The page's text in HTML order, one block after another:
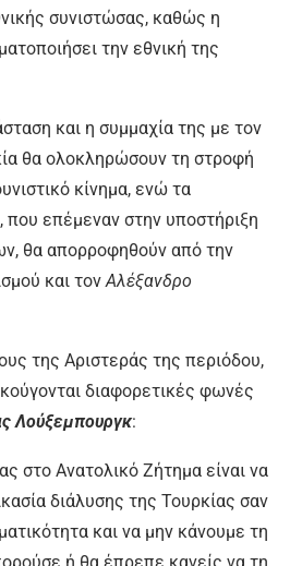
συνιστώσας, καθώς η
την εθνική της
και η συμμαχία της με τον
θα ολοκληρώσουν τη στροφή
κίνημα, ενώ τα
που επέμεναν στην υποστήριξη
θα απορροφηθούν από την
και τονΑλέξανδρο
της Αριστεράς της περιόδου,
διαφορετικές φωνές
Λούξεμπουργκ:
στο Ανατολικό Ζήτημα είναι να
διάλυσης της Τουρκίας σαν
και να μην κάνουμε τη